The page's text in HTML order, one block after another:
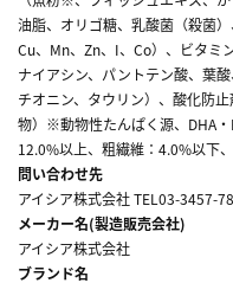
油脂、オリゴ糖、乳酸菌（殺菌
Cu、Mn、Zn、I、Co）、ビタミ
ナイアシン、パントテン酸、葉
チオニン、タウリン）、酸化防
物）※動物性たんぱく源、DHA
12.0%以上、粗繊維：4.0%以下
問い合わせ先
アイシア株式会社 TEL03-3457-
メーカー名(製造販売会社)
アイシア株式会社
ブランド名